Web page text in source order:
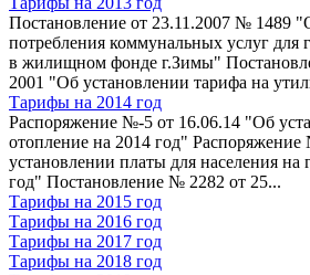
Постановление от 23.11.2007 № 1489
потребления коммунальных услуг
в жилищном фонде г.Зимы"
2001 "Об установлении тарифа на
Тарифы на 2014 год
Распоряжение №-5 от 16.06.14 "Об
отопление на 2014 год"
установлении платы для населения на
год" Постановление № 2282 от 25...
Тарифы на 2015 год
Тарифы на 2016 год
Тарифы на 2017 год
Тарифы на 2018 год